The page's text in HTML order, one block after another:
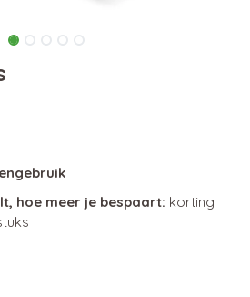
hoe meer je bespaart: korting